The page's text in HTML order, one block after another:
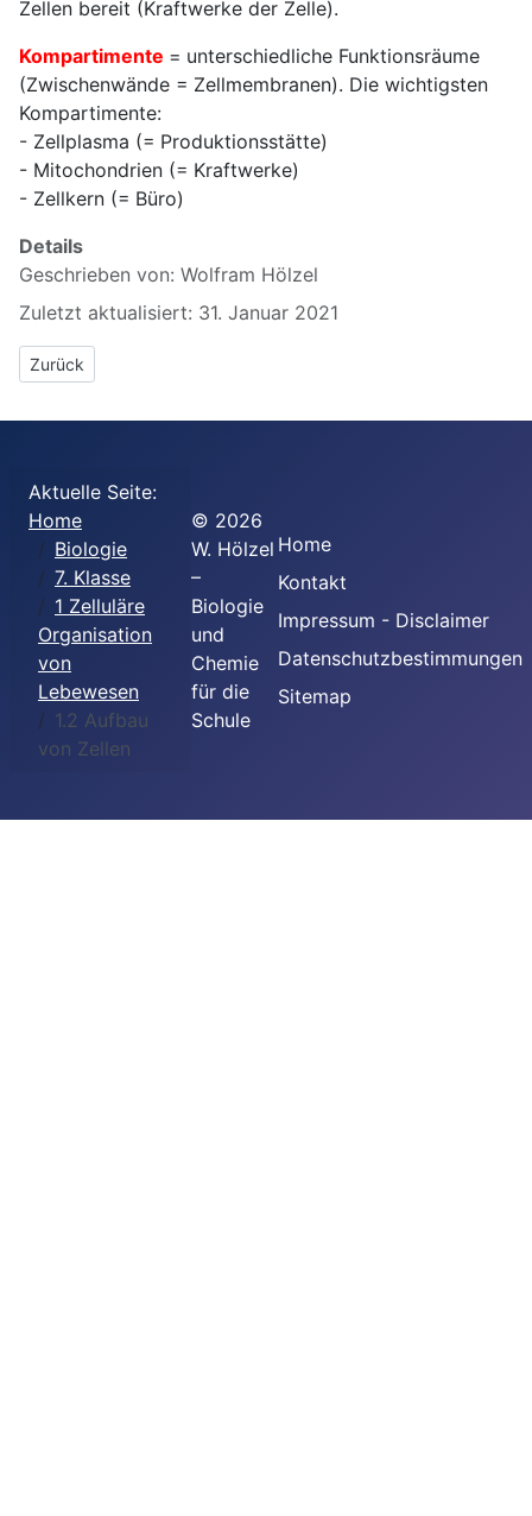
Zellen bereit (Kraftwerke der Zelle).
Kompartimente = unterschiedliche Funktionsräume
(Zwischenwände = Zellmembranen). Die wichtigsten
Kompartimente:
- Zellplasma (= Produktionsstätte)
- Mitochondrien (= Kraftwerke)
- Zellkern (= Büro)
Details
Geschrieben von: Wolfram Hölzel
Zuletzt aktualisiert: 31. Januar 2021
Vorheriger Beitrag: 1.1 Mikroskopieren und Protokollieren
Zurück
Aktuelle Seite:
Home
Biologie
7. Klasse
1 Zelluläre
Organisation
von
Lebewesen
1.2 Aufbau
von Zellen
© 2026
W. Hölzel
–
Biologie
und
Chemie
für die
Schule
Home
Kontakt
Impressum - Disclaimer
Datenschutzbestimmungen
Sitemap